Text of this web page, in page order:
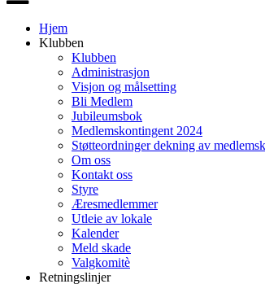
navigasjon
Hjem
Klubben
Klubben
Administrasjon
Visjon og målsetting
Bli Medlem
Jubileumsbok
Medlemskontingent 2024
Støtteordninger dekning av
Om oss
Kontakt oss
Styre
Æresmedlemmer
Utleie av lokale
Kalender
Meld skade
Valgkomitè
Retningslinjer